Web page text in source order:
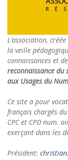
L’association,
la veille
connaissances et
reconnaissance du
aux Usages du
Ce site a pour
français chargés
CPC et CPD num.
exerçant dans les
Président: